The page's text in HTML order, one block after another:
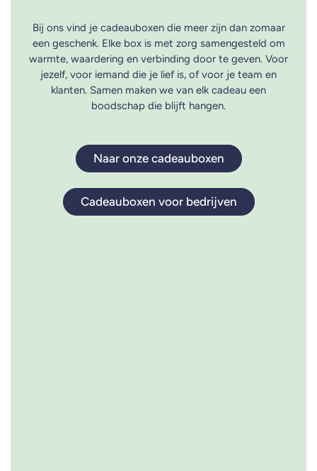
Bij ons vind je cadeauboxen die meer zijn dan zomaar
een geschenk. Elke box is met zorg samengesteld om
warmte, waardering en verbinding door te geven. Voor
jezelf, voor iemand die je lief is, of voor je team en
klanten. Samen maken we van elk cadeau een
boodschap die blijft hangen.
Naar onze cadeauboxen
Cadeauboxen voor bedrijven